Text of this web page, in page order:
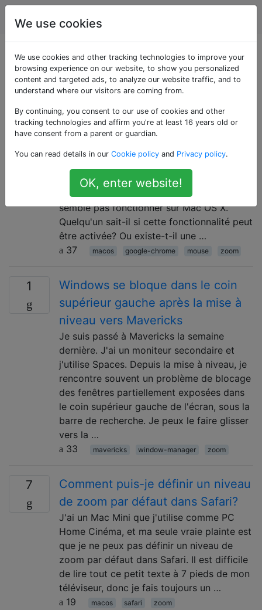
Apple
Questions marquées
«zoom»
5
Zoom sur Google Chrome à l'aide
de la molette de la souris?
Sous Windows et, si je ne me trompe pas,
dézoomer dans Google Chrome à l'aide de
la molette de la souris. Cependant, cela ne
semble pas fonctionner sur Mac OS X.
Quelqu'un sait-il si cette fonctionnalité peut
être activée? Ou existe-t-il une …
37
macos google-chrome mouse zoom
1
Windows se bloque dans le coin
supérieur gauche après la mise à
niveau vers Mavericks
Je suis passé à Mavericks la semaine
dernière. J'ai un moniteur secondaire et
j'utilise Spaces. Depuis la mise à niveau, je
rencontre souvent un problème de blocage
des fenêtres partiellement exposées dans
le coin supérieur gauche de l'écran, sous la
barre de recherche. Je peux le faire glisser
vers la …
33
mavericks window-manager zoom
7
Comment puis-je définir un niveau
de zoom par défaut dans Safari?
J'ai un Mac Mini que j'utilise comme PC
Home Cinéma, et ma seule vraie plainte est
que je ne peux pas définir un niveau de
zoom par défaut dans Safari. Il est difficile
de lire tout ce petit texte à 7 pieds de mon
téléviseur, donc je fais toujours un …
19
macos safari zoom
We use cookies
We use cookies and other tracking technologies to improve your
browsing experience on our website, to show you personalized
content and targeted ads, to analyze our website traffic, and to
understand where our visitors are coming from.
By continuing, you consent to our use of cookies and other
tracking technologies and affirm you're at least 16 years old or
have consent from a parent or guardian.
You can read details in our Cookie policy and Privacy policy.
OK, enter website!